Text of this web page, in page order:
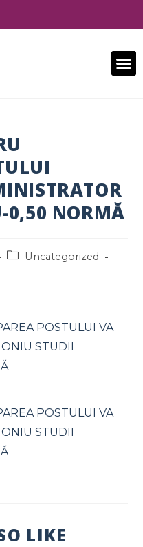
0,50 NORMĂ
Uncategorized
POSTULUI VA
STUDII
POSTULUI VA
STUDII
LIKE